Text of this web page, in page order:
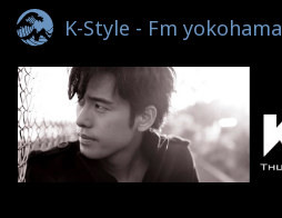
K-Style - Fm yokohama